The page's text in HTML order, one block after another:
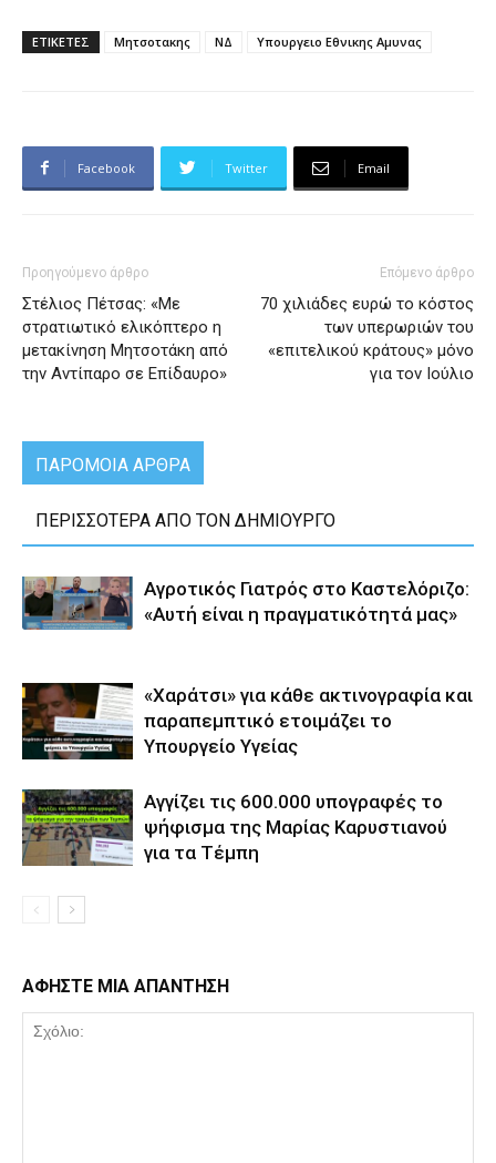
ΕΤΙΚΕΤΕΣ Μητσοτακης ΝΔ Υπουργειο Εθνικης Αμυνας
Facebook Twitter Email
Προηγούμενο άρθρο
Στέλιος Πέτσας: «Με
στρατιωτικό ελικόπτερο η
μετακίνηση Μητσοτάκη από
την Αντίπαρο σε Επίδαυρο»
Επόμενο άρθρο
70 χιλιάδες ευρώ το κόστος
των υπερωριών του
«επιτελικού κράτους» μόνο
για τον Ιούλιο
ΠΑΡΟΜΟΙΑ ΑΡΘΡΑ
ΠΕΡΙΣΣΟΤΕΡΑ ΑΠΟ ΤΟΝ ΔΗΜΙΟΥΡΓΟ
Αγροτικός Γιατρός στο Καστελόριζο:
«Αυτή είναι η πραγματικότητά μας»
«Χαράτσι» για κάθε ακτινογραφία και
παραπεμπτικό ετοιμάζει το
Υπουργείο Υγείας
Αγγίζει τις 600.000 υπογραφές το
ψήφισμα της Μαρίας Καρυστιανού
για τα Τέμπη
ΑΦΗΣΤΕ ΜΙΑ ΑΠΑΝΤΗΣΗ